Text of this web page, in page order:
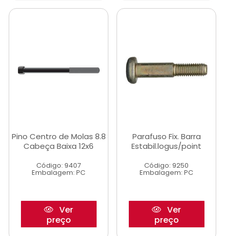
Pino Centro de Molas 8.8
Cabeça Baixa 12x6
Código: 9407
Embalagem: PC
Ver
preço
Parafuso Fix. Barra
Estabil.logus/point
Código: 9250
Embalagem: PC
Ver
preço